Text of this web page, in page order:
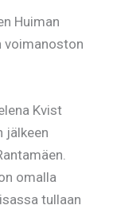
Huiman
voimanoston
Kvist
jälkeen
omalla
tullaan